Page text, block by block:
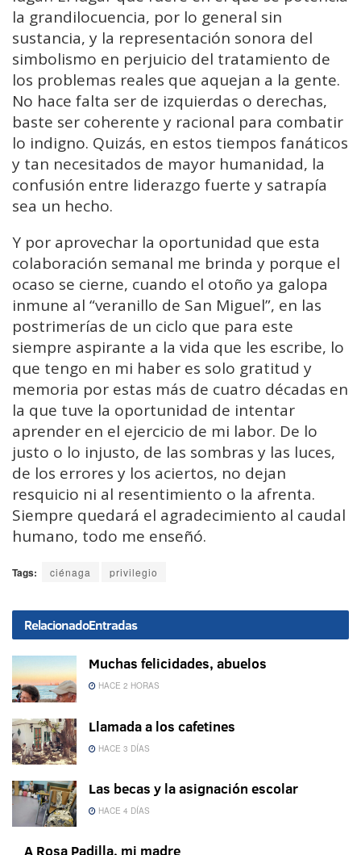
la grandilocuencia, por lo general sin
sustancia, y la representación sonora del
simbolismo en perjuicio del tratamiento de
los problemas reales que aquejan a la gente.
No hace falta ser de izquierdas o derechas,
baste ser coherente y racional para combatir
lo indigno. Quizás, en estos tiempos fanáticos
y tan necesitados de mayor humanidad, la
confusión entre liderazgo fuerte y satrapía
sea un hecho.
Y por aprovechar la oportunidad que esta
colaboración semanal me brinda y porque el
ocaso se cierne, cuando el otoño ya galopa
inmune al “veranillo de San Miguel”, en las
postrimerías de un ciclo que para este
siempre aspirante a la vida que les escribe, lo
que tengo en mi haber es solo gratitud y
memoria por estas más de cuatro décadas en
la que tuve la oportunidad de intentar
aprender en el ejercicio de mi labor. De lo
justo o lo injusto, de las sombras y las luces,
de los errores y los aciertos, no dejan
resquicio ni al resentimiento o la afrenta.
Siempre quedará el agradecimiento al caudal
humano, todo me enseñó.
Tags: ciénaga privilegio
RelacionadoEntradas
Muchas felicidades, abuelos
HACE 2 HORAS
Llamada a los cafetines
HACE 3 DÍAS
Las becas y la asignación escolar
HACE 4 DÍAS
A Rosa Padilla, mi madre